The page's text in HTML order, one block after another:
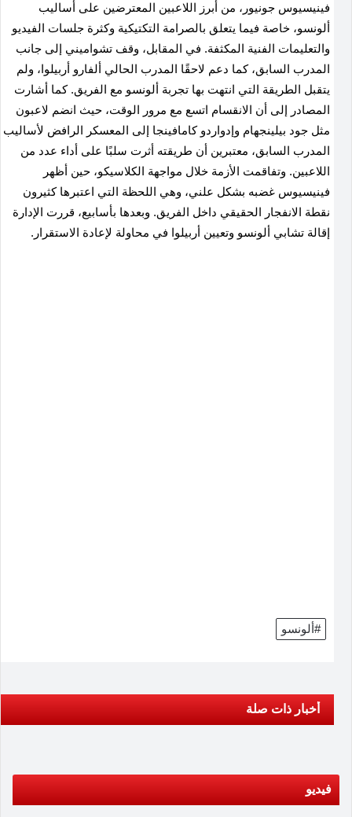
فينيسيوس جونيور، من أبرز اللاعبين المعترضين على أساليب
ألونسو، خاصة فيما يتعلق بالصرامة التكتيكية وكثرة جلسات الفيديو
والتعليمات الفنية المكثفة. في المقابل، وقف تشواميني إلى جانب
المدرب السابق، كما دعم لاحقًا المدرب الحالي ألفارو أربيلوا، ولم
يتقبل الطريقة التي انتهت بها تجربة ألونسو مع الفريق. كما أشارت
المصادر إلى أن الانقسام اتسع مع مرور الوقت، حيث انضم لاعبون
مثل جود بيلينجهام وإدواردو كامافينجا إلى المعسكر الرافض لأساليب
المدرب السابق، معتبرين أن طريقته أثرت سلبًا على أداء عدد من
اللاعبين. وتفاقمت الأزمة خلال مواجهة الكلاسيكو، حين أظهر
فينيسيوس غضبه بشكل علني، وهي اللحظة التي اعتبرها كثيرون
نقطة الانفجار الحقيقي داخل الفريق. وبعدها بأسابيع، قررت الإدارة
إقالة تشابي ألونسو وتعيين أربيلوا في محاولة لإعادة الاستقرار .
#ألونسو
أخبار ذات صلة
فيديو